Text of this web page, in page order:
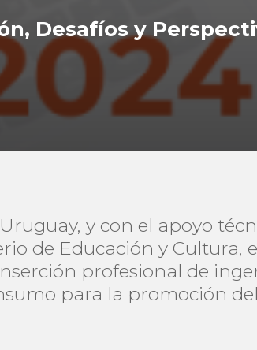
Desafíos y
y con el apoyo
de Educación y Cultura,
profesional de
para la promoción del